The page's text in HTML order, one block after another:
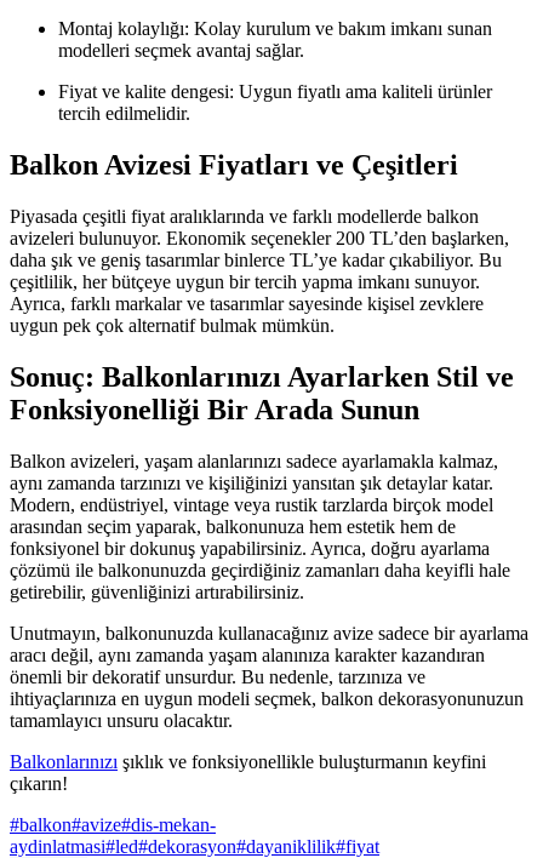
Montaj kolaylığı: Kolay kurulum ve bakım imkanı sunan
modelleri seçmek avantaj sağlar.
Fiyat ve kalite dengesi: Uygun fiyatlı ama kaliteli ürünler
tercih edilmelidir.
Balkon Avizesi Fiyatları ve Çeşitleri
Piyasada çeşitli fiyat aralıklarında ve farklı modellerde balkon
avizeleri bulunuyor. Ekonomik seçenekler 200 TL’den başlarken,
daha şık ve geniş tasarımlar binlerce TL’ye kadar çıkabiliyor. Bu
çeşitlilik, her bütçeye uygun bir tercih yapma imkanı sunuyor.
Ayrıca, farklı markalar ve tasarımlar sayesinde kişisel zevklere
uygun pek çok alternatif bulmak mümkün.
Sonuç: Balkonlarınızı Ayarlarken Stil ve
Fonksiyonelliği Bir Arada Sunun
Balkon avizeleri, yaşam alanlarınızı sadece ayarlamakla kalmaz,
aynı zamanda tarzınızı ve kişiliğinizi yansıtan şık detaylar katar.
Modern, endüstriyel, vintage veya rustik tarzlarda birçok model
arasından seçim yaparak, balkonunuza hem estetik hem de
fonksiyonel bir dokunuş yapabilirsiniz. Ayrıca, doğru ayarlama
çözümü ile balkonunuzda geçirdiğiniz zamanları daha keyifli hale
getirebilir, güvenliğinizi artırabilirsiniz.
Unutmayın, balkonunuzda kullanacağınız avize sadece bir ayarlama
aracı değil, aynı zamanda yaşam alanınıza karakter kazandıran
önemli bir dekoratif unsurdur. Bu nedenle, tarzınıza ve
ihtiyaçlarınıza en uygun modeli seçmek, balkon dekorasyonunuzun
tamamlayıcı unsuru olacaktır.
Balkonlarınızı şıklık ve fonksiyonellikle buluşturmanın keyfini
çıkarın!
#balkon#avize#dis-mekan-
aydinlatmasi#led#dekorasyon#dayaniklilik#fiyat